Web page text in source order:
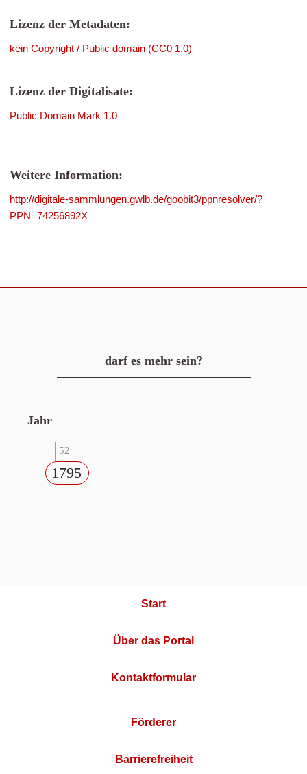
Lizenz der Metadaten:
kein Copyright / Public domain (CC0 1.0)
Lizenz der Digitalisate:
Public Domain Mark 1.0
Weitere Information:
http://digitale-sammlungen.gwlb.de/goobit3/ppnresolver/?
PPN=74256892X
darf es mehr sein?
Jahr
52
1795
Start
Über das Portal
Kontaktformular
Förderer
Barrierefreiheit